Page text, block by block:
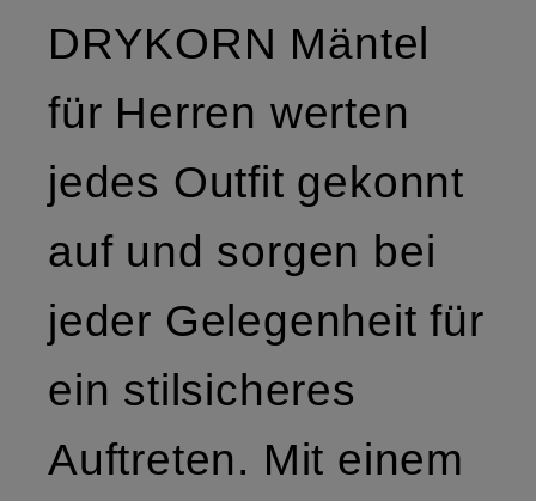
DRYKORN Mäntel
für Herren werten
jedes Outfit gekonnt
auf und sorgen bei
jeder Gelegenheit für
ein stilsicheres
Auftreten. Mit einem